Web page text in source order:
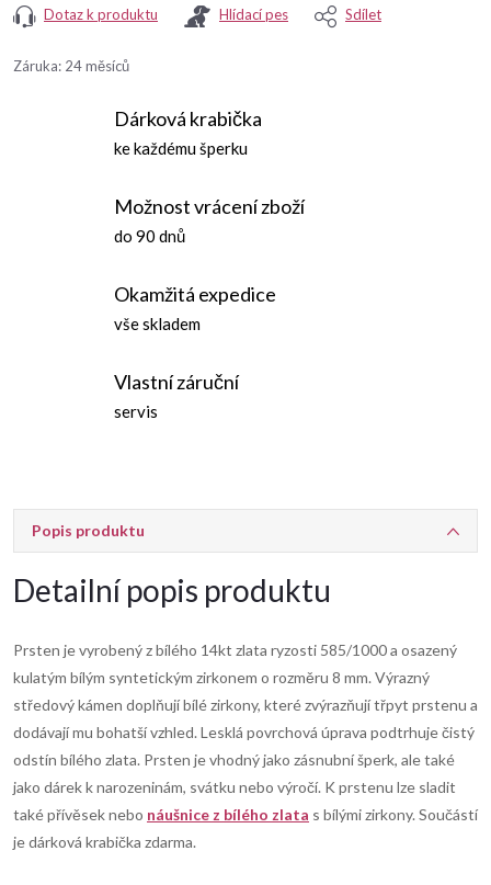
Dotaz k produktu Hlídací pes Sdílet
Záruka: 24 měsíců
Dárková krabička
ke každému šperku
Možnost vrácení zboží
do 90 dnů
Okamžitá expedice
vše skladem
Vlastní záruční
servis
Popis produktu
Detailní popis produktu
Prsten je vyrobený z bílého 14kt zlata ryzosti 585/1000 a osazený
kulatým bílým syntetickým zirkonem o rozměru 8 mm. Výrazný
středový kámen doplňují bílé zirkony, které zvýrazňují třpyt prstenu a
dodávají mu bohatší vzhled. Lesklá povrchová úprava podtrhuje čistý
odstín bílého zlata. Prsten je vhodný jako zásnubní šperk, ale také
jako dárek k narozeninám, svátku nebo výročí. K prstenu lze sladit
také přívěsek nebo náušnice z bílého zlata s bílými zirkony. Součástí
je dárková krabička zdarma.